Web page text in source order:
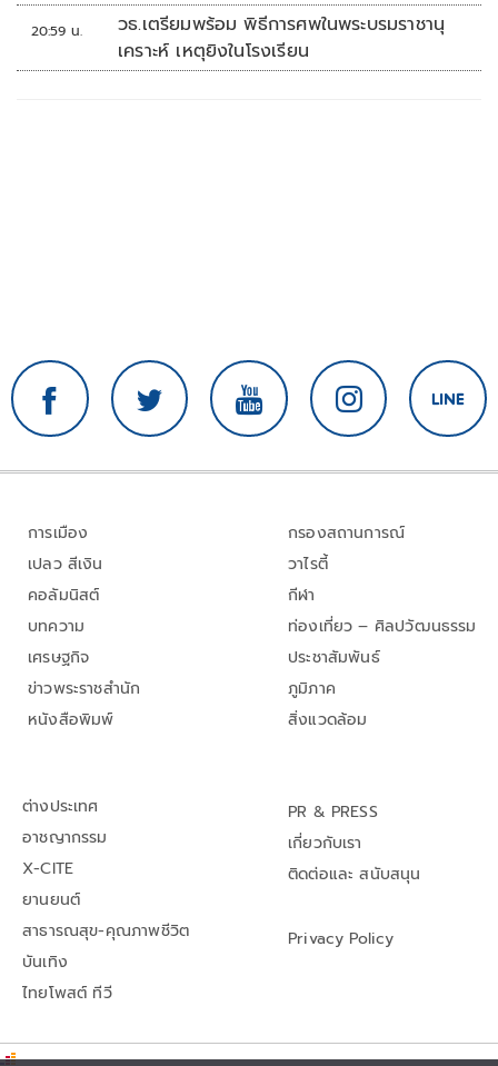
20:59 น.
วธ.เตรียมพร้อม พิธีการศพในพระบรมราชานุ
เคราะห์ เหตุยิงในโรงเรียน
การเมือง
เปลว สีเงิน
คอลัมนิสต์
บทความ
เศรษฐกิจ
ข่าวพระราชสำนัก
หนังสือพิมพ์
กรองสถานการณ์
วาไรตี้
กีฬา
ท่องเที่ยว – ศิลปวัฒนธรรม
ประชาสัมพันธ์
ภูมิภาค
สิ่งแวดล้อม
ต่างประเทศ
อาชญากรรม
X-CITE
ยานยนต์
สาธารณสุข-คุณภาพชีวิต
บันเทิง
ไทยโพสต์ ทีวี
PR & PRESS
เกี่ยวกับเรา
ติดต่อและ สนับสนุน
Privacy Policy